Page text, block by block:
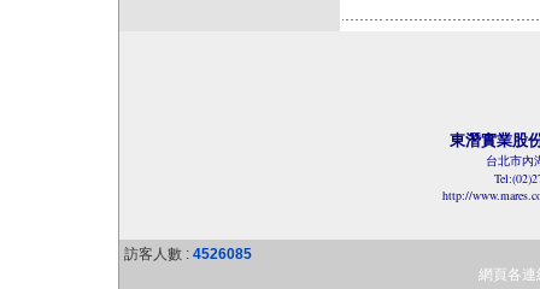
東潛實業股
台北市內
http://
訪客人數 : 4526085
網頁各連